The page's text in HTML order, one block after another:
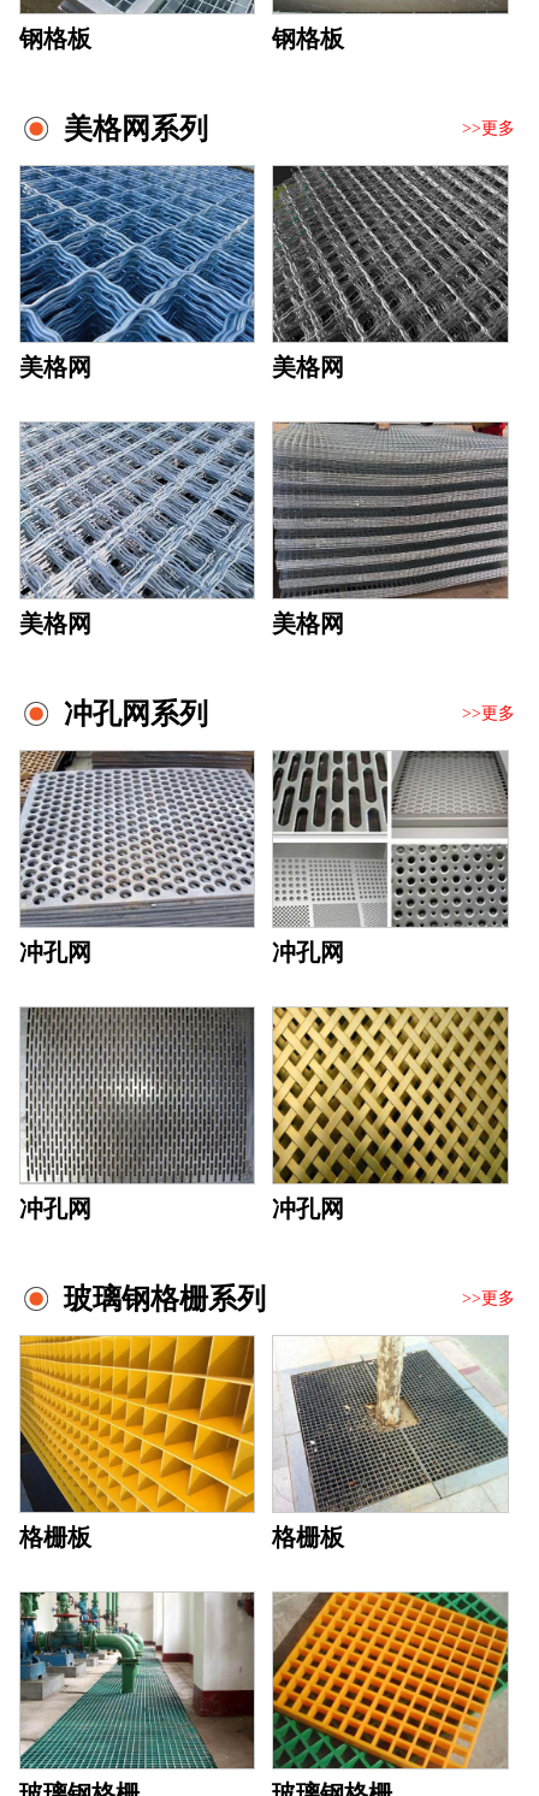
钢格板 钢格板
美格网系列 >>更多
美格网 美格网
美格网 美格网
冲孔网系列 >>更多
冲孔网 冲孔网
冲孔网 冲孔网
玻璃钢格栅系列 >>更多
格栅板 格栅板